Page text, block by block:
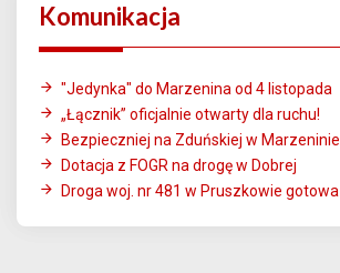
Komunikacja
"Jedynka" do Marzenina od 4 listopada
„Łącznik” oficjalnie otwarty dla ruchu!
Bezpieczniej na Zduńskiej w Marzeninie
Dotacja z FOGR na drogę w Dobrej
Droga woj. nr 481 w Pruszkowie gotowa